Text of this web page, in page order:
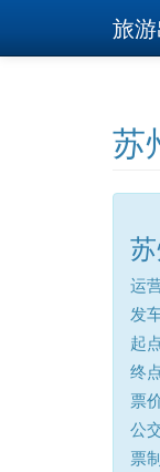
旅
苏
运
发
起
终
票
公
票